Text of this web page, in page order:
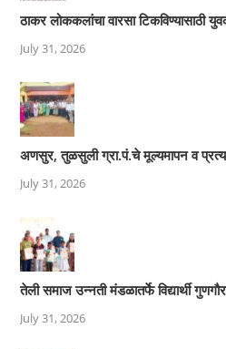
ठाकर लोककलांचा वारसा टिकविण्यासाठी
July 31, 2026
अणसुर, तुळसुली ग्रा.पं.चे मूल्यमापन व
July 31, 2026
तेली समाज उन्नती मंडळातर्फे विद्यार्थी
July 31, 2026